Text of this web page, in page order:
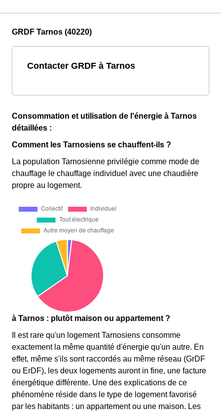
GRDF Tarnos (40220)
Contacter GRDF à Tarnos
Consommation et utilisation de l'énergie à Tarnos
détaillées :
Comment les Tarnosiens se chauffent-ils ?
La population Tarnosienne privilégie comme mode de
chauffage le chauffage individuel avec une chaudière
propre au logement.
à Tarnos : plutôt maison ou appartement ?
Il est rare qu'un logement Tarnosiens consomme
exactement la même quantité d'énergie qu'un autre. En
effet, même s'ils sont raccordés au même réseau (GrDF
ou ErDF), les deux logements auront in fine, une facture
énergétique différente. Une des explications de ce
phénomène réside dans le type de logement favorisé
par les habitants : un appartement ou une maison. Les